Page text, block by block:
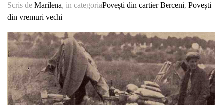
Scris de Marilena, in categoriaPovești din cartier Berceni, Povești
din vremuri vechi